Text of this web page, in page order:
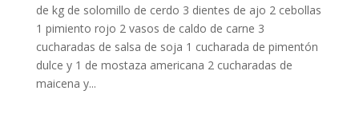
de kg de solomillo de cerdo 3 dientes de ajo 2 cebollas
1 pimiento rojo 2 vasos de caldo de carne 3
cucharadas de salsa de soja 1 cucharada de pimentón
dulce y 1 de mostaza americana 2 cucharadas de
maicena y...